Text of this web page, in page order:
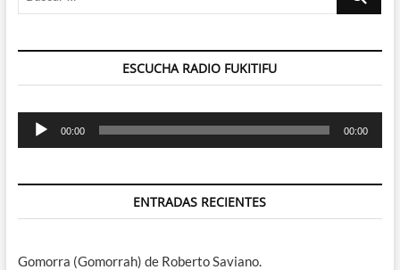
ESCUCHA RADIO FUKITIFU
Reproductor
00:00 00:00
ENTRADAS RECIENTES
Gomorra (Gomorrah) de Roberto Saviano.